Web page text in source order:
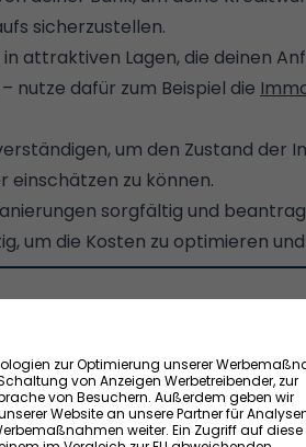
sicherzustellen.
attraktiven Lagen, die deinen
nutze dafür zum Beispiel die
um den Zustand der
einschätzen zu können.
sorgfältig und
um die Kosten zu optimieren
Maßnahmenfür dein
Fördermöglichkeiten.